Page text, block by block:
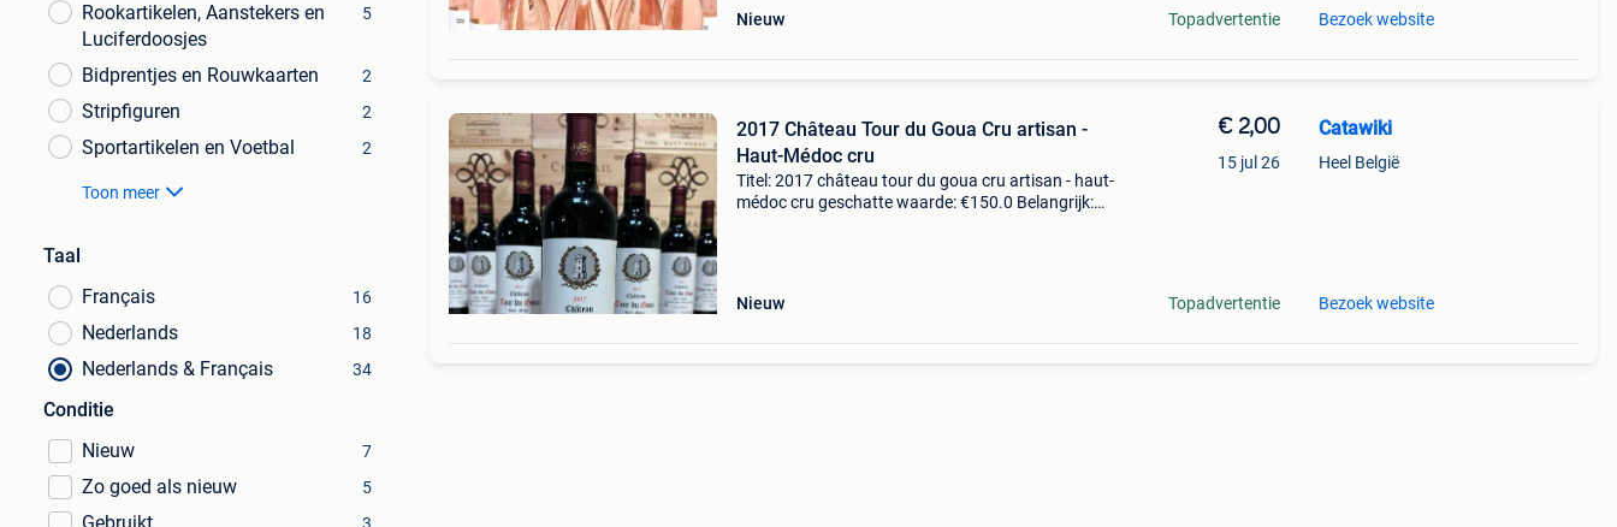
Rookartikelen, Aanstekers en
Luciferdoosjes
5
Bidprentjes en Rouwkaarten 2
Stripfiguren 2
Sportartikelen en Voetbal 2
Toon meer
Taal
Français
16
Nederlands 18
Nederlands & Français 34
Conditie
Nieuw
7
Zo goed als nieuw 5
Nieuw
Topadvertentie Bezoek website
2017 Château Tour du Goua Cru artisan -
Haut-Médoc cru
Titel: 2017 château tour du goua cru artisan - haut-
médoc cru geschatte waarde: €150.0 Belangrijk:
Nieuw
€ 2,00
15 jul 26
Topadvertentie
Catawiki
Heel België
Bezoek website